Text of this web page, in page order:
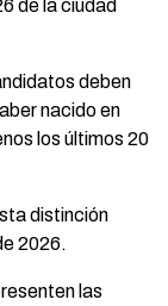
de la ciudad
deben
nacido en
los últimos 20
distinción
2026.
las